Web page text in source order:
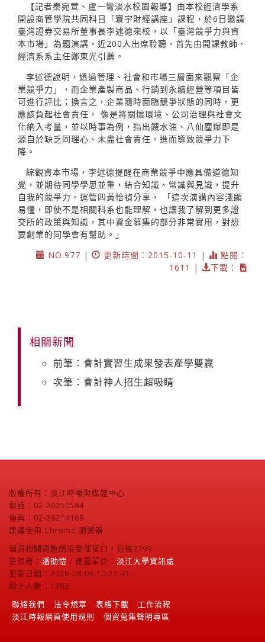
【記者秦宛萱、盧一彎淡水校園報導】由本校經濟學系
開設商管學院共同科目「寰宇財經講座」課程，於6日邀請
臺灣證券交易所董事長李述德來校，以「臺灣競爭力與資
本市場」為題演講，近200人出席聆聽。首先由開課教師、
經濟系系主任鄭東光引薦。
李述德說明，透過管理、社會和市場三層面來觀察「企
業競爭力」，而企業產製商品、行銷到永續經營等項目皆
可進行評比；換言之，企業隨時面臨競爭狀態的同時，更
應該負起社會責任， 像是將關懷環境、公司治理與社會文
化納入考量，並以時事為例，指出餿水油、八仙塵爆即是
源自於缺乏同理心、未盡社會責任，進而導致競爭力下
降。
綜觀資本市場，李述德提醒在商業競爭中應具備道德知
覺，並期待同學學思並重，結合知識、常識與見識，提升
自我的競爭力。運管四黃怡禎分享， 「這次演講內容淺顯
易懂，即使不是相關科系也能理解，也讓我了解到更多證
交所的政策與知識，其中資金募集的部分非常實用，對想
要創業的同學會有幫助。」
NO.977 |
更新時間：2015-10-11 |
點閱：
1611 |
下載：
相關新聞
前筆：會計實習生成果發表產學雙贏
次筆：會計神人招生超吸睛
版權所有：淡江時報與媒體中心
電話：02-26250584
傳真：02-26214169
建議使用 Chrome 瀏覽器
個資相關問題請洽受理窗口，分機2799
管理者： 潘劭愷 / 建置單位： 淡江大學資訊處
更新日期：2026-08-06 10:21:43
線上人數：1382
聯絡我們
法令規章 表格下載
工作流程
淡江時報網頁使用規則
個資蒐集聲明專區